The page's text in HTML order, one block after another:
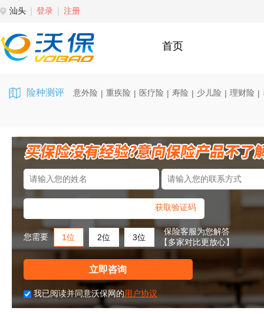
汕头 登录 注册
首页
险种测评 意外险 | 重疾险 | 医疗险 | 寿险 | 少儿险 | 理财险 |
获取验证码
您需要 1位 2位 3位
保险客服为您解答
【多家对比更放心】
立即咨询
我已阅读并同意沃保网的用户协议